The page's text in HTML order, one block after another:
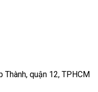
Thành, quận 12, TPHCM